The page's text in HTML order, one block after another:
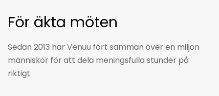
För äkta möten
Sedan 2013 har Venuu fört samman över en miljon
människor för att dela meningsfulla stunder på
riktigt